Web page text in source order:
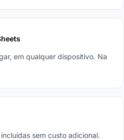
em qualquer dispositivo. Na
sem custo adicional.